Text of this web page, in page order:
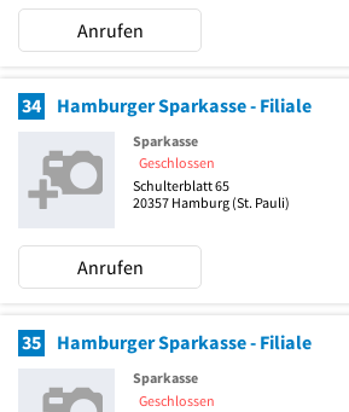
Anrufen
34 Hamburger Sparkasse - Filiale
Sparkasse
Geschlossen
Schulterblatt 65
20357 Hamburg (St. Pauli)
Anrufen
35 Hamburger Sparkasse - Filiale
Sparkasse
Geschlossen